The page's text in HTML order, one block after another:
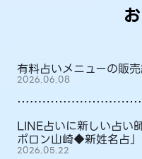
有料占いメニューの販
2026.06.08
LINE占いに新しい占い
ポロン山崎◆新姓名占」
2026.05.22